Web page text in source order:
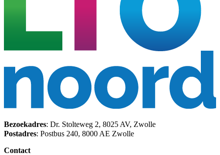
Bezoekadres: Dr. Stolteweg 2, 8025 AV, Zwolle
Postadres: Postbus 240, 8000 AE Zwolle
Contact